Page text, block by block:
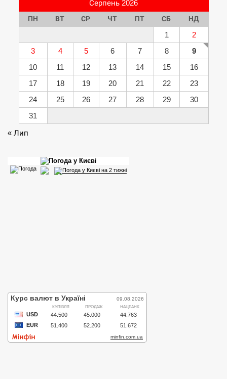
Серпень 2026
ПН ВТ СР ЧТ ПТ СБ НД
1
2
3
4 5 6 7 8
9
10
11 12 13 14 15
16
17
18 19 20 21 22
23
24
25 26 27 28 29
30
31
« Лип